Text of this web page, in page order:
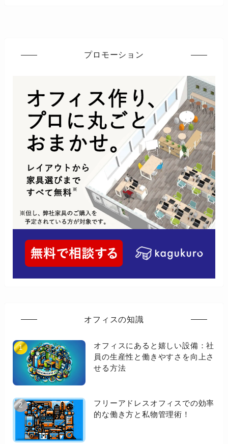
プロモーション
オフィスの知識
オフィスにあると嬉しい設備：社
員の生産性と働きやすさを向上さ
せる方法
フリーアドレスオフィスでの効率
的な働き方と私物管理術！